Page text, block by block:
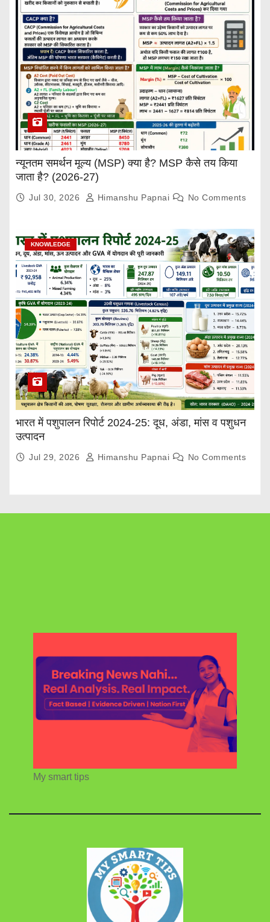
न्यूनतम समर्थन मूल्य (MSP) क्या है? MSP कैसे तय किया
जाता है? (2026-27)
Jul 30, 2026 Himanshu Papnai No Comments
KNOWLEDGE
भारत में पशुपालन रिपोर्ट 2024-25: दूध, अंडा, मांस व पशुधन
उत्पादन
Jul 29, 2026 Himanshu Papnai No Comments
My smart tips